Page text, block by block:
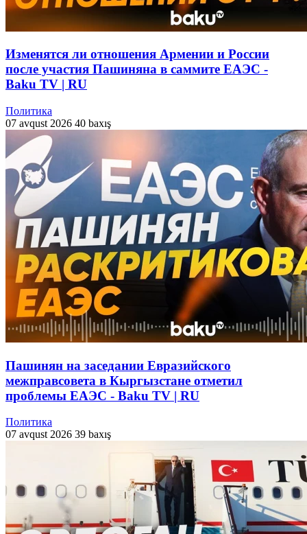
Изменятся ли отношения Армении и России
после участия Пашиняна в саммите ЕАЭС -
Baku TV | RU
Политика
07 avqust 2026 40 baxış
Пашинян на заседании Евразийского
межправсовета в Кыргызстане отметил
проблемы ЕАЭС - Baku TV | RU
Политика
07 avqust 2026 39 baxış